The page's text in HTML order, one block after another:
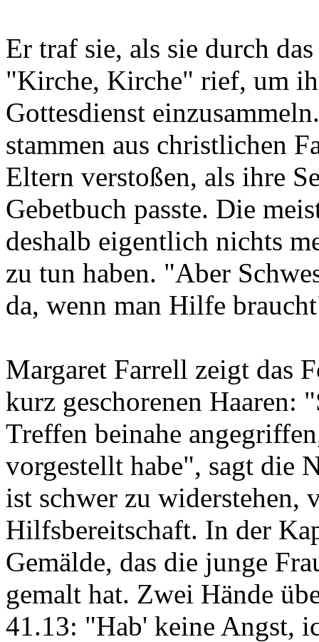
Er traf sie, als sie durch
"Kirche, Kirche" rief, um
Gottesdienst
stammen aus christlichen
Eltern verstoßen, als ihre
Gebetbuch passte. Die
deshalb eigentlich nichts
zu tun haben. "Aber
da, wenn man Hilfe
Margaret Farrell zeigt das
kurz geschorenen Haaren:
Treffen beinahe
vorgestellt habe", sagt die
ist schwer zu widerstehen,
Hilfsbereitschaft. In der
Gemälde, das die junge
gemalt hat. Zwei Hände
41.13: "Hab' keine Angst,